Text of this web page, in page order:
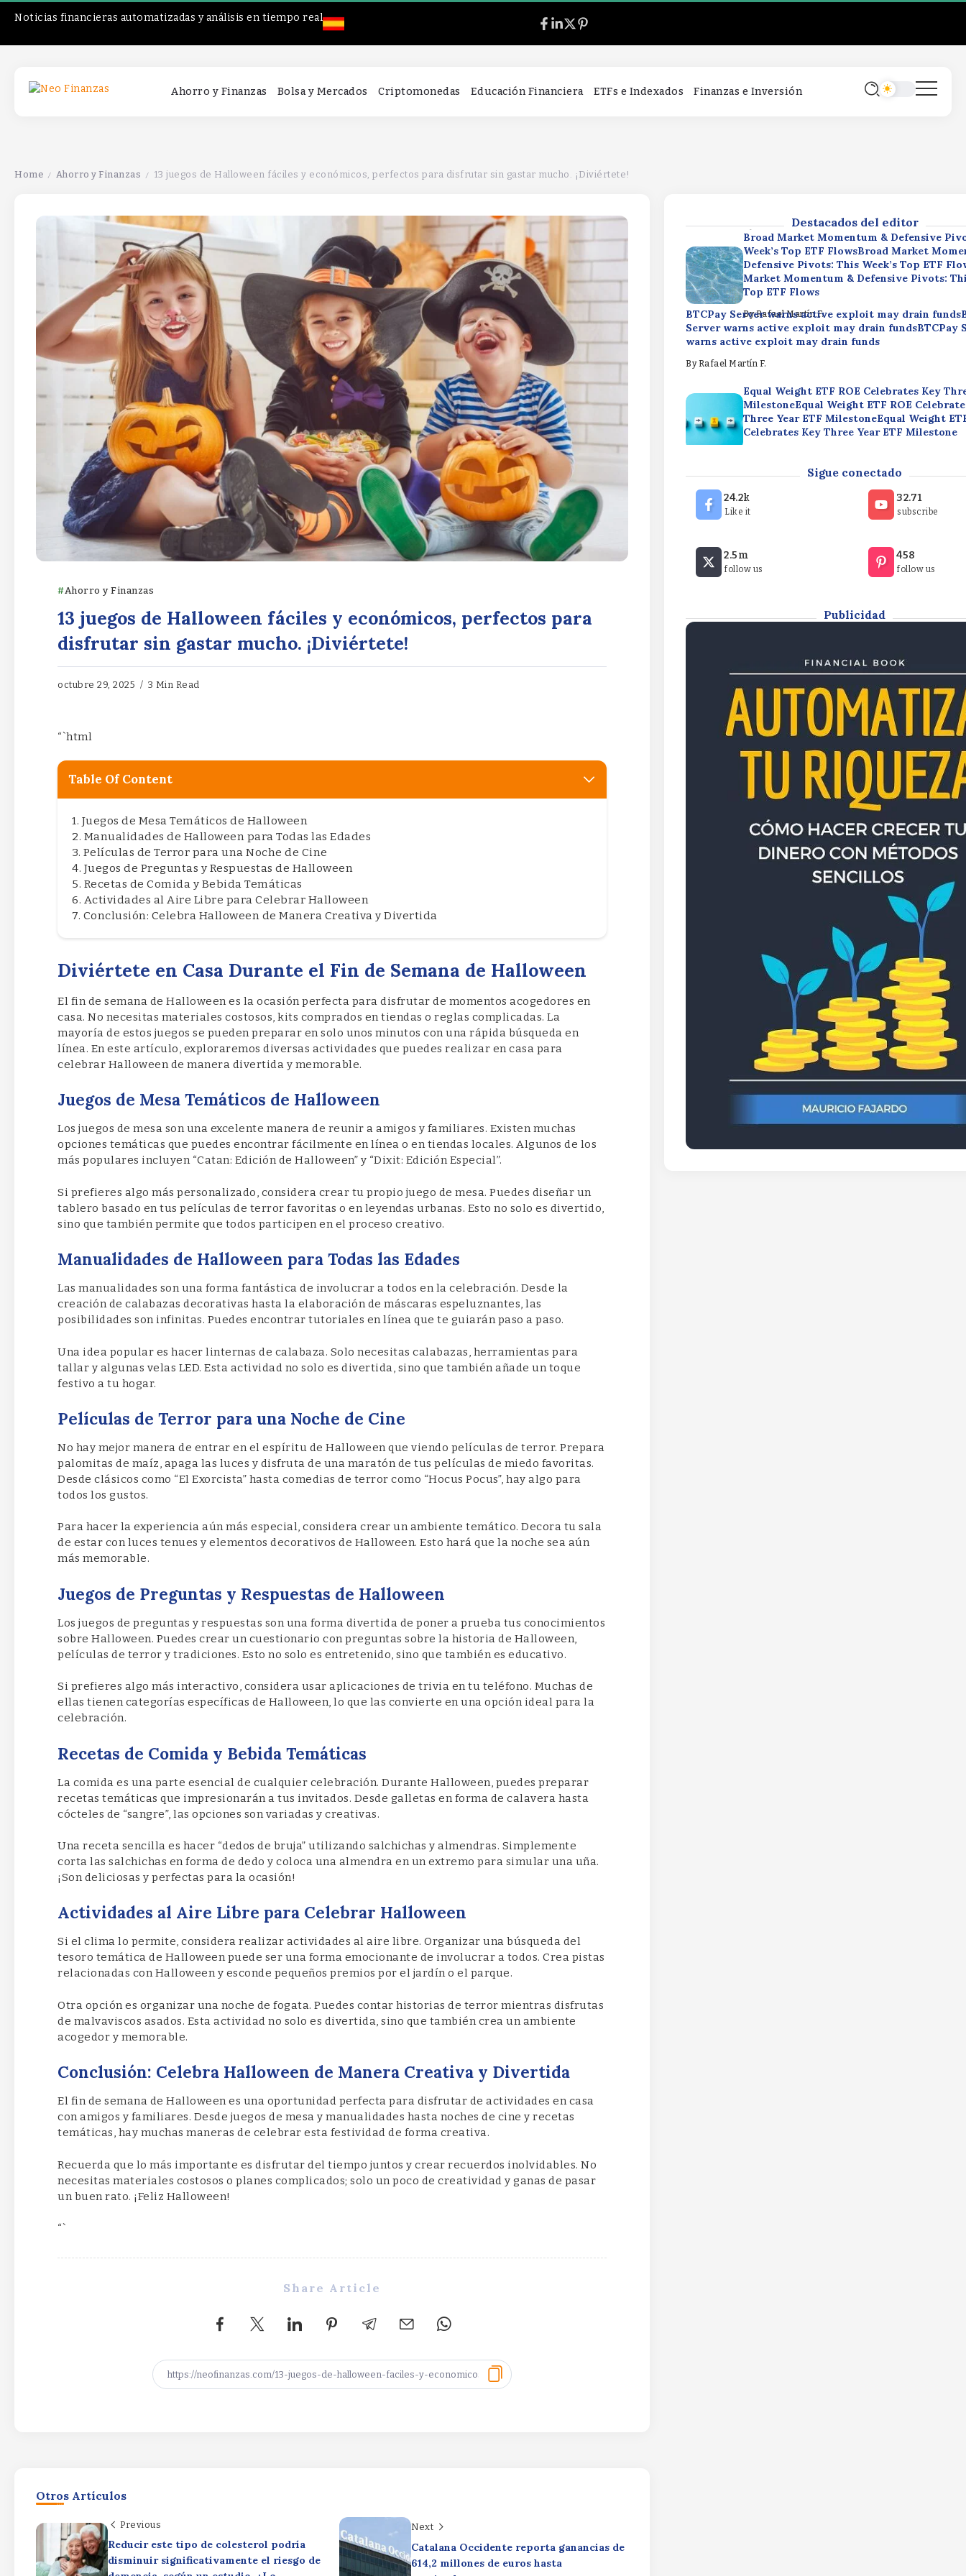
Noticias financieras automatizadas y análisis en tiempo real
Ahorro y Finanzas Bolsa y Mercados Criptomonedas Educación Financiera ETFs e Indexados Finanzas e Inversión
Home / Ahorro y Finanzas / 13 juegos de Halloween fáciles y económicos, perfectos para disfrutar sin gastar mucho. ¡Diviértete!
Ahorro y Finanzas
13 juegos de Halloween fáciles y económicos, perfectos para
disfrutar sin gastar mucho. ¡Diviértete!
octubre 29, 2025 3 Min Read
“`html
Table Of Content
Juegos de Mesa Temáticos de Halloween
Manualidades de Halloween para Todas las Edades
Películas de Terror para una Noche de Cine
Juegos de Preguntas y Respuestas de Halloween
Recetas de Comida y Bebida Temáticas
Actividades al Aire Libre para Celebrar Halloween
Conclusión: Celebra Halloween de Manera Creativa y Divertida
Diviértete en Casa Durante el Fin de Semana de Halloween
El fin de semana de Halloween es la ocasión perfecta para disfrutar de momentos acogedores en
casa. No necesitas materiales costosos, kits comprados en tiendas o reglas complicadas. La
mayoría de estos juegos se pueden preparar en solo unos minutos con una rápida búsqueda en
línea. En este artículo, exploraremos diversas actividades que puedes realizar en casa para
celebrar Halloween de manera divertida y memorable.
Juegos de Mesa Temáticos de Halloween
Los juegos de mesa son una excelente manera de reunir a amigos y familiares. Existen muchas
opciones temáticas que puedes encontrar fácilmente en línea o en tiendas locales. Algunos de los
más populares incluyen “Catan: Edición de Halloween” y “Dixit: Edición Especial”.
Si prefieres algo más personalizado, considera crear tu propio juego de mesa. Puedes diseñar un
tablero basado en tus películas de terror favoritas o en leyendas urbanas. Esto no solo es divertido,
sino que también permite que todos participen en el proceso creativo.
Manualidades de Halloween para Todas las Edades
Las manualidades son una forma fantástica de involucrar a todos en la celebración. Desde la
creación de calabazas decorativas hasta la elaboración de máscaras espeluznantes, las
posibilidades son infinitas. Puedes encontrar tutoriales en línea que te guiarán paso a paso.
Una idea popular es hacer linternas de calabaza. Solo necesitas calabazas, herramientas para
tallar y algunas velas LED. Esta actividad no solo es divertida, sino que también añade un toque
festivo a tu hogar.
Películas de Terror para una Noche de Cine
No hay mejor manera de entrar en el espíritu de Halloween que viendo películas de terror. Prepara
palomitas de maíz, apaga las luces y disfruta de una maratón de tus películas de miedo favoritas.
Desde clásicos como “El Exorcista” hasta comedias de terror como “Hocus Pocus”, hay algo para
todos los gustos.
Para hacer la experiencia aún más especial, considera crear un ambiente temático. Decora tu sala
de estar con luces tenues y elementos decorativos de Halloween. Esto hará que la noche sea aún
más memorable.
Juegos de Preguntas y Respuestas de Halloween
Los juegos de preguntas y respuestas son una forma divertida de poner a prueba tus conocimientos
sobre Halloween. Puedes crear un cuestionario con preguntas sobre la historia de Halloween,
películas de terror y tradiciones. Esto no solo es entretenido, sino que también es educativo.
Si prefieres algo más interactivo, considera usar aplicaciones de trivia en tu teléfono. Muchas de
ellas tienen categorías específicas de Halloween, lo que las convierte en una opción ideal para la
celebración.
Recetas de Comida y Bebida Temáticas
La comida es una parte esencial de cualquier celebración. Durante Halloween, puedes preparar
recetas temáticas que impresionarán a tus invitados. Desde galletas en forma de calavera hasta
cócteles de “sangre”, las opciones son variadas y creativas.
Una receta sencilla es hacer “dedos de bruja” utilizando salchichas y almendras. Simplemente
corta las salchichas en forma de dedo y coloca una almendra en un extremo para simular una uña.
¡Son deliciosas y perfectas para la ocasión!
Actividades al Aire Libre para Celebrar Halloween
Si el clima lo permite, considera realizar actividades al aire libre. Organizar una búsqueda del
tesoro temática de Halloween puede ser una forma emocionante de involucrar a todos. Crea pistas
relacionadas con Halloween y esconde pequeños premios por el jardín o el parque.
Otra opción es organizar una noche de fogata. Puedes contar historias de terror mientras disfrutas
de malvaviscos asados. Esta actividad no solo es divertida, sino que también crea un ambiente
acogedor y memorable.
Conclusión: Celebra Halloween de Manera Creativa y Divertida
El fin de semana de Halloween es una oportunidad perfecta para disfrutar de actividades en casa
con amigos y familiares. Desde juegos de mesa y manualidades hasta noches de cine y recetas
temáticas, hay muchas maneras de celebrar esta festividad de forma creativa.
Recuerda que lo más importante es disfrutar del tiempo juntos y crear recuerdos inolvidables. No
necesitas materiales costosos o planes complicados; solo un poco de creatividad y ganas de pasar
un buen rato. ¡Feliz Halloween!
“`
Share Article
Otros Artículos
Previous
Reducir este tipo de colesterol podría
disminuir significativamente el riesgo de
Next
Catalana Occidente reporta ganancias de
614,2 millones de euros hasta
Destacados del editor
Market Momentum & Defensive Pivots:
Rafael Martín F.
BTCPay Server warns active exploit may drain
Server warns active exploit may drain fundsBTCPay
ByRafael Martín F.
Broad Market Momentum & Defensive
Week’s Top ETF FlowsBroad Market
Defensive Pivots: This Week’s Top ETF
Market Momentum & Defensive Pivots:
Top ETF Flows
ByRafael Martín F.
BTCPay Server warns active exploit may drain
Server warns active exploit may drain fundsBTCPay
warns active exploit may drain funds
By Rafael Martín F.
Equal Weight ETF ROE Celebrates Key
MilestoneEqual Weight ETF ROE
Three Year ETF MilestoneEqual Weight
Celebrates Key Three Year ETF Milestone
Broad Market Momentum & Defensive
Week’s Top ETF FlowsBroad Market
Defensive Pivots: This Week’s Top ETF
Market Momentum & Defensive Pivots:
BTCPay Server warns active exploit may drain
Server warns active exploit may drain fundsBTCPay
warns active exploit may drain funds
Sigue conectado
24.2k
Like it
32.71
subscribe
2.5m
follow us
458
follow us
Publicidad